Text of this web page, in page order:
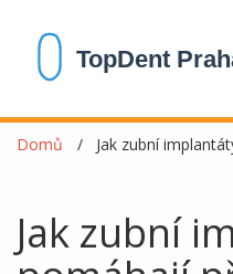
Domů Jak zubní
Jak zubní